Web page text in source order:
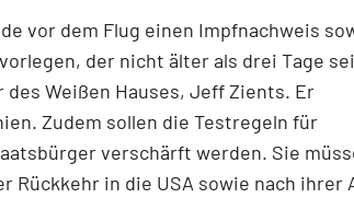
vor dem Flug einen Impfnachweis
der nicht älter als drei Tage
Weißen Hauses, Jeff Zients. Er
Zudem sollen die Testregeln für
verschärft werden. Sie
Rückkehr in die USA sowie nach ihrer